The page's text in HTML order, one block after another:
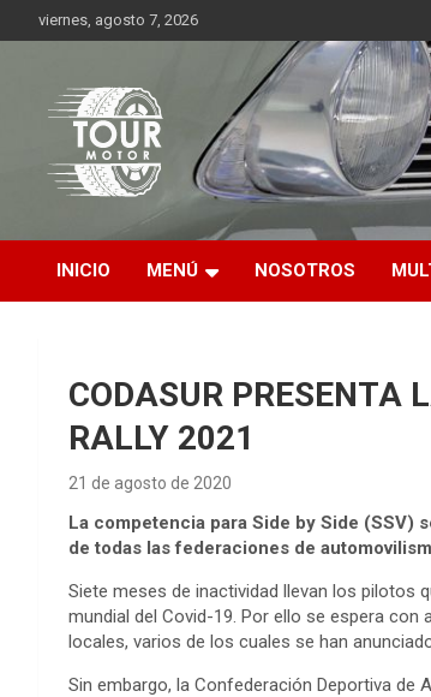
al
viernes, agosto 7, 2026
Tour Motor
Plataforma de contenido audiovisual para el
INICIO MENÚ NOSOTROS
CODASUR PRESENTA
RALLY 2021
21 de agosto de 2020
La competencia para Side by Side (SSV)
de todas las federaciones de
Siete meses de inactividad llevan los pilotos
mundial del Covid-19. Por ello se espera
locales, varios de los cuales se han
Sin embargo, la Confederación Deportiva de